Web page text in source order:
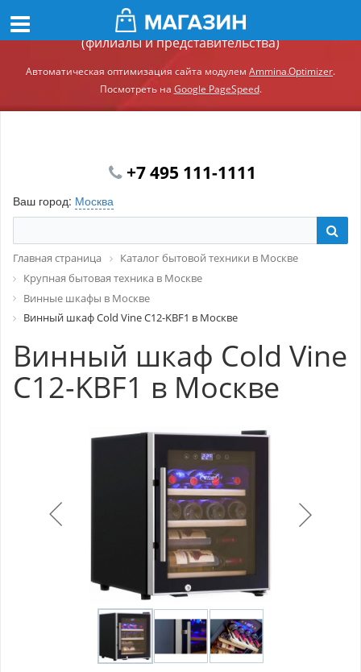
Демонстрационный сайт модуля Ammina.Регионы
(филиалы и представительства)
Автоматическая оптимизация сайта модулем Ammina.Optimizer.
Посмотреть на Google PageSpeed.
+7 495 111-1111
Ваш город: Москва
Главная страница
Каталог бытовой техники в Москве
Крупная бытовая техника в Москве
Винные шкафы в Москве
Винный шкаф Cold Vine C12-KBF1 в Москве
Винный шкаф Cold Vine
C12-KBF1 в Москве